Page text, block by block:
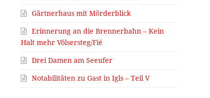
Gärtnerhaus mit Mörderblick
Erinnerung an die Brennerbahn – Kein
Halt mehr Völsersteg/Fié
Drei Damen am Seeufer
Notabilitäten zu Gast in Igls – Teil V